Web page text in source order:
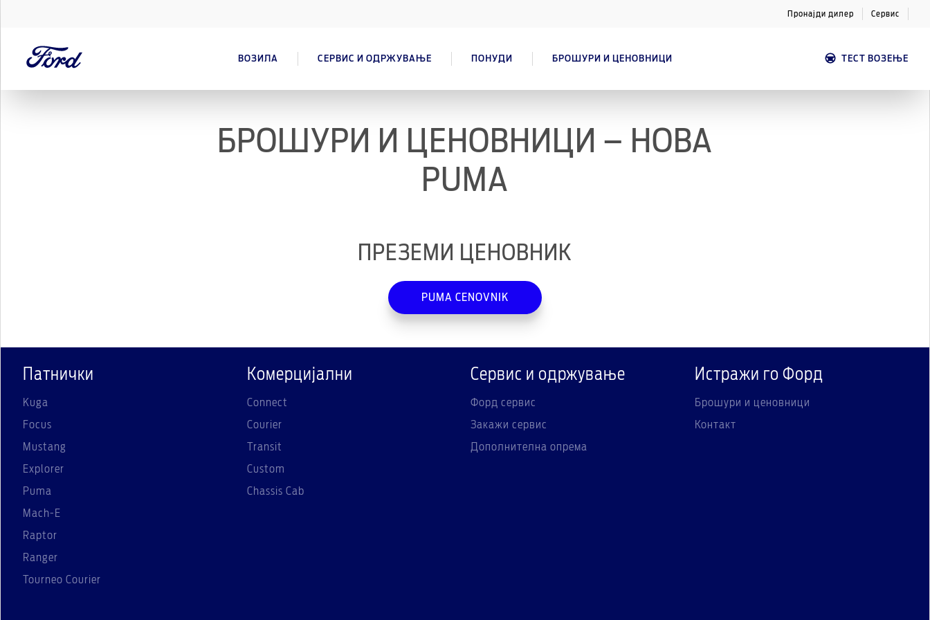
Пронајди дилер Сервис
ВОЗИЛА СЕРВИС И ОДРЖУВАЊЕ ПОНУДИ БРОШУРИ И ЦЕНОВНИЦИ ТЕСТ ВОЗЕЊЕ
БРОШУРИ И ЦЕНОВНИЦИ – НОВА
PUMA
ПРЕЗЕМИ ЦЕНОВНИК
PUMA CENOVNIK
Патнички
Kuga
Focus
Mustang
Explorer
Puma
Mach-E
Raptor
Ranger
Tourneo Courier
Комерцијални
Connect
Courier
Transit
Custom
Chassis Cab
Сервис и одржување
Форд сервис
Закажи сервис
Дополнителна опрема
Истражи го Форд
Брошури и ценовници
Контакт